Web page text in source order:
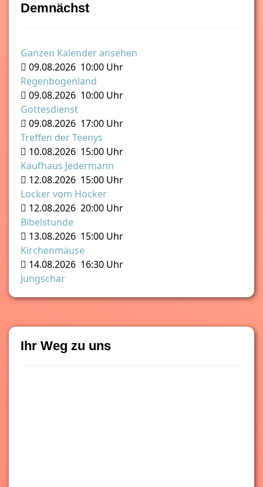
Demnächst
Ganzen Kalender ansehen
09.08.2026 10:00 Uhr
Regenbogenland
09.08.2026 10:00 Uhr
Gottesdienst
09.08.2026 17:00 Uhr
Treffen der Teenys
10.08.2026 15:00 Uhr
Kaufhaus Jedermann
12.08.2026 15:00 Uhr
Locker vom Hocker
12.08.2026 20:00 Uhr
Bibelstunde
13.08.2026 15:00 Uhr
Kirchenmäuse
14.08.2026 16:30 Uhr
Jungschar
Ihr Weg zu uns